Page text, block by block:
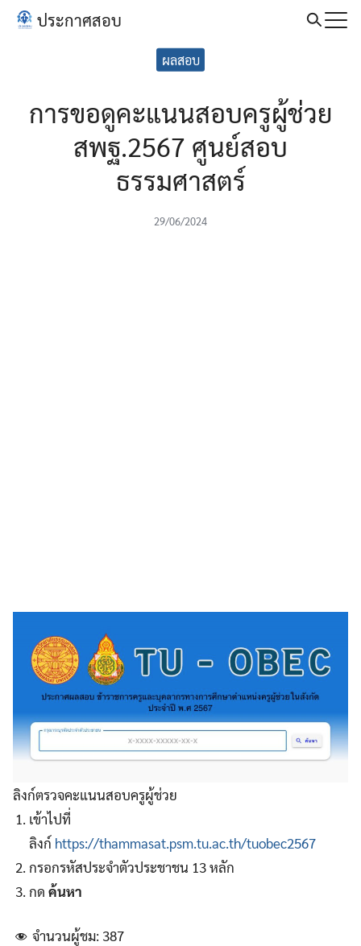
Skip
ประกาศสอบ
ผลสอบ
การขอดูคะแนนสอบครูผู้ช่วย
สพฐ.2567 ศูนย์สอบ
ธรรมศาสตร์
29/06/2024
ลิงก์ตรวจคะแนนสอบครูผู้ช่วย
เข้าไปที่
ลิงก์ https://thammasat.psm.tu.ac.th/tuobec2567
กรอกรหัสประจำตัวประชาชน 13 หลัก
กดค้นหา
จำนวนผู้ชม: 387